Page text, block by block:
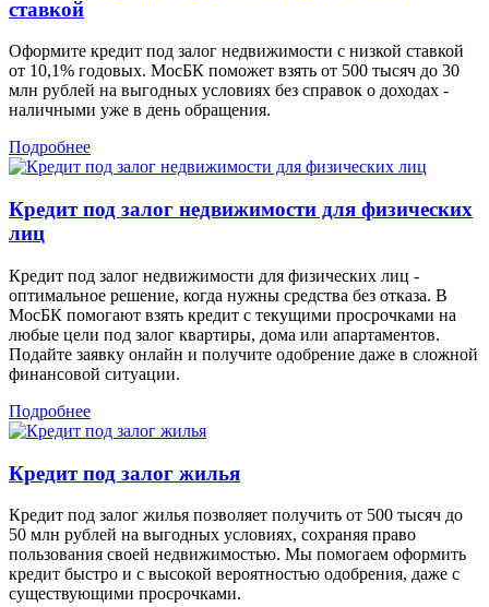
ставкой
Оформите кредит под залог недвижимости с низкой ставкой
от 10,1% годовых. МосБК поможет взять от 500 тысяч до 30
млн рублей на выгодных условиях без справок о доходах -
наличными уже в день обращения.
Подробнее
Кредит под залог недвижимости для физических
лиц
Кредит под залог недвижимости для физических лиц -
оптимальное решение, когда нужны средства без отказа. В
МосБК помогают взять кредит с текущими просрочками на
любые цели под залог квартиры, дома или апартаментов.
Подайте заявку онлайн и получите одобрение даже в сложной
финансовой ситуации.
Подробнее
Кредит под залог жилья
Кредит под залог жилья позволяет получить от 500 тысяч до
50 млн рублей на выгодных условиях, сохраняя право
пользования своей недвижимостью. Мы помогаем оформить
кредит быстро и с высокой вероятностью одобрения, даже с
существующими просрочками.